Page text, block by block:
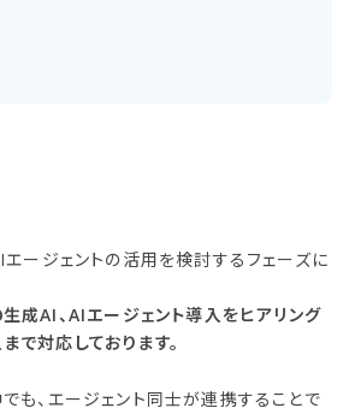
ージェントの活用を検討するフェーズに
成AI、AIエージェント導入をヒアリング
で対応しております。
も、エージェント同士が連携することで